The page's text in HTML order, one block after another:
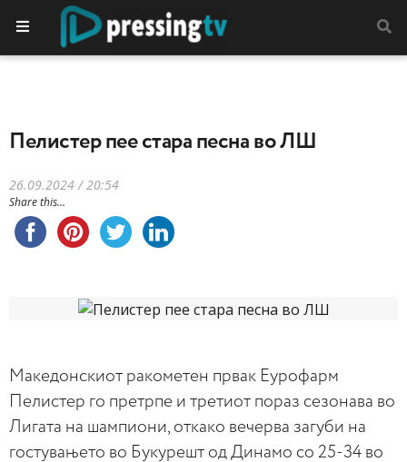
Пелистер пее стара песна во ЛШ
26.09.2024 / 20:54
Share this...
Македонскиот ракометен првак Еурофарм
Пелистер го претрпе и третиот пораз сезонава во
Лигата на шампиони, откако вечерва загуби на
гостувањето во Букурешт од Динамо со 25-34 во